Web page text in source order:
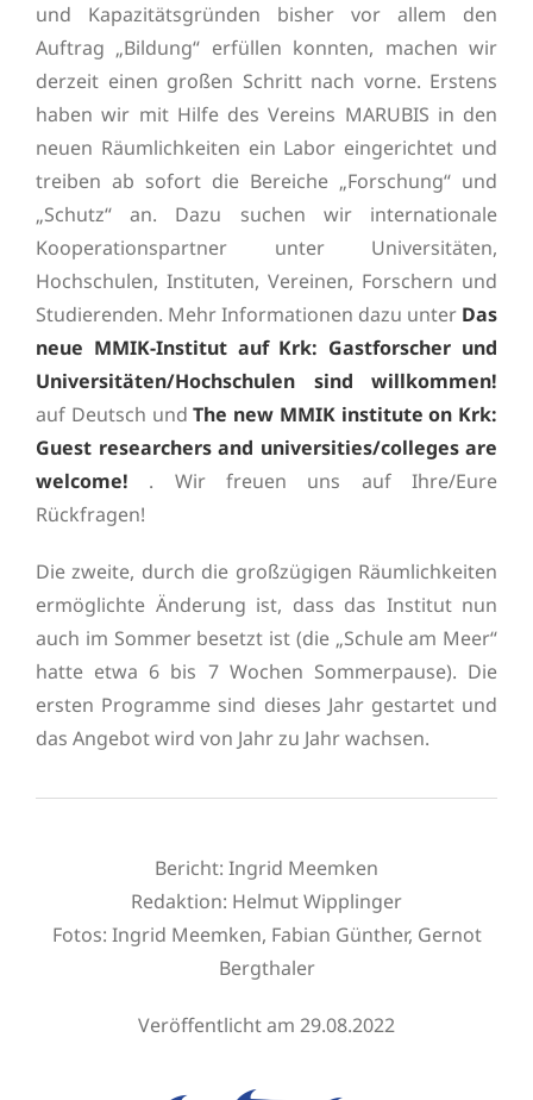
und Kapazitätsgründen bisher vor allem den
Auftrag „Bildung“ erfüllen konnten, machen wir
derzeit einen großen Schritt nach vorne. Erstens
haben wir mit Hilfe des Vereins MARUBIS in den
neuen Räumlichkeiten ein Labor eingerichtet und
treiben ab sofort die Bereiche „Forschung“ und
„Schutz“ an. Dazu suchen wir internationale
Kooperationspartner unter Universitäten,
Hochschulen, Instituten, Vereinen, Forschern und
Studierenden. Mehr Informationen dazu unter Das
neue MMIK-Institut auf Krk: Gastforscher und
Universitäten/Hochschulen sind willkommen!
auf Deutsch undThe new MMIK institute on Krk:
Guest researchers and universities/colleges are
welcome! . Wir freuen uns auf Ihre/Eure
Rückfragen!
Die zweite, durch die großzügigen Räumlichkeiten
ermöglichte Änderung ist, dass das Institut nun
auch im Sommer besetzt ist (die „Schule am Meer“
hatte etwa 6 bis 7 Wochen Sommerpause). Die
ersten Programme sind dieses Jahr gestartet und
das Angebot wird von Jahr zu Jahr wachsen.
Bericht: Ingrid Meemken
Redaktion: Helmut Wipplinger
Fotos: Ingrid Meemken, Fabian Günther, Gernot
Bergthaler
Veröffentlicht am 29.08.2022